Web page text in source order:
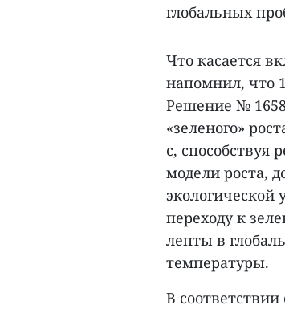
глобальных
Что касается
напомнил, что
Решение №
«зеленого»
с, способствуя
модели роста,
экологической
переходу к
лепты в
температуры.
В